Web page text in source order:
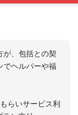
が、包括との契
でヘルパーや福
らいサービス利